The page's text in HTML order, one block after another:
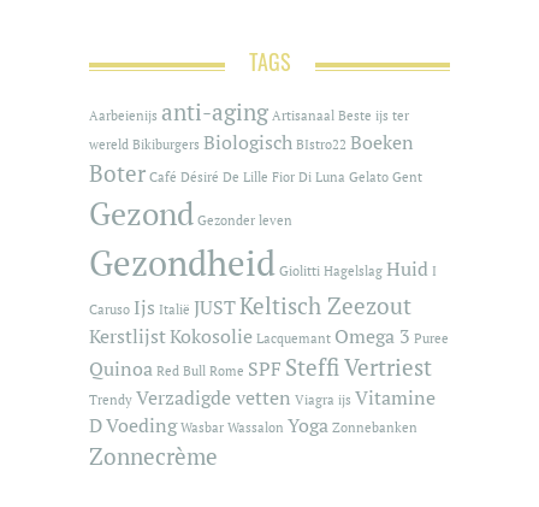
TAGS
Aarbeienijs anti-aging Artisanaal Beste ijs ter
wereld Bikiburgers Biologisch BIstro22 Boeken
Boter Café Désiré De Lille Fior Di Luna Gelato Gent
Gezond Gezonder leven
Gezondheid Giolitti Hagelslag Huid I
Caruso Ijs Italië JUSTKeltisch Zeezout
KerstlijstKokosolie Lacquemant Omega 3 Puree
Quinoa Red Bull Rome SPF Steffi Vertriest
Trendy Verzadigde vetten Viagra ijs Vitamine
DVoeding Wasbar Wassalon Yoga Zonnebanken
Zonnecrème